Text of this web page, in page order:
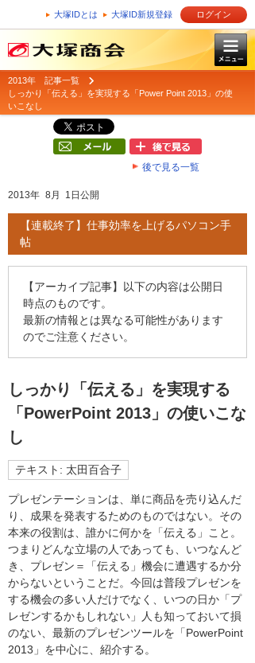
大塚IDとは 大塚ID新規登録 ログイン
2013年 記事一覧
しっかり「伝える」を実現する「Power Point 2013」の使
いこなし
後で見る一覧
2013年 8月 1日公開
【連載終了】仕事効率を上げるパソコン手
帖
【アーカイブ記事】以下の内容は公開日
時点のものです。
最新の情報とは異なる可能性があります
のでご注意ください。
しっかり「伝える」を実現する
「PowerPoint 2013」の使いこな
し
テキスト: 太田百合子
プレゼンテーションは、単に商品を売り込んだ
り、成果を発表するためのものではない。その
本来の役割は、誰かに何かを「伝える」こと。
つまりどんな立場の人であっても、いつなんど
き、プレゼン＝「伝える」機会に遭遇するか分
からないということだ。今回は普段プレゼンを
する機会の多い人だけでなく、いつの日か「プ
レゼンするかもしれない」人も知っておいて損
のない、最新のプレゼンツールを「PowerPoint
2013」を中心に、紹介する。